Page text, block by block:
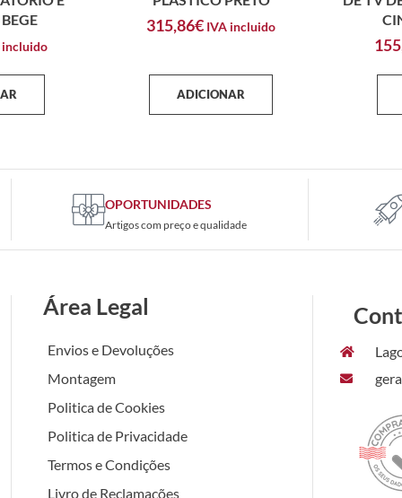
incluido
315,86€ IVA incluido
ADICIONAR
OPORTUNIDADES
Artigos com preço e qualidade
Área Legal
Envios e Devoluções
Montagem
Politica de Cookies
Politica de Privacidade
Termos e Condições
Livro de Reclamações